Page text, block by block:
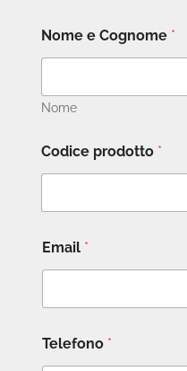
Nome e Cognome *
Nome
Codice prodotto *
Email *
Telefono *